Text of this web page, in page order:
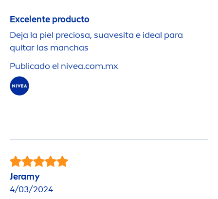
Excelente producto
Deja la piel preciosa, suavesita e ideal para
quitar las manchas
Publicado el nivea.com.mx
Jeramy
4/03/2024